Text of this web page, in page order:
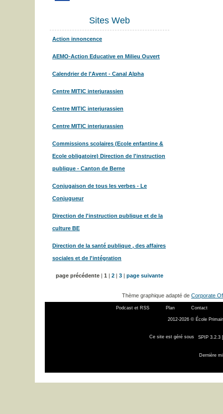
Sites Web
Action innoncence
AEMO-Action Educative en Milieu Ouvert
Calendrier de l'Avent - Canal Alpha
Centre MITIC interjurassien
Centre MITIC interjurassien
Centre MITIC interjurassien
Commissions scolaires (Ecole enfantine &
Ecole obligatoire) Direction de l'instruction
publique - Canton de Berne
Conjugaison de tous les verbes - Le
Conjugueur
Direction de l'instruction publique et de la
culture BE
Direction de la santé publique , des affaires
sociales et de l'intégration
page précédente | 1 | 2 | 3 | page suivante
Thème graphique adapté de Corporate
Podcast et RSS Plan Contact
2012-2026 © École
Ce site est géré sous SPIP 3.2.3
Dernière